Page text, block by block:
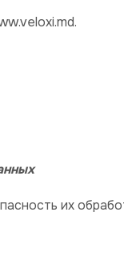
их